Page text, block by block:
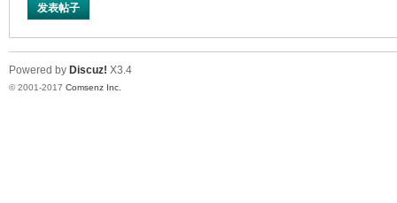
发表帖子
Powered by Discuz! X3.4
© 2001-2017 Comsenz Inc.